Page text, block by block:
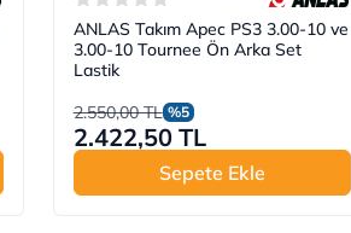
ANLAS Takım Apec PS3 3.00-10 ve
3.00-10 Tournee Ön Arka Set
Lastik
2.550,00 TL %5
2.422,50 TL
Sepete Ekle